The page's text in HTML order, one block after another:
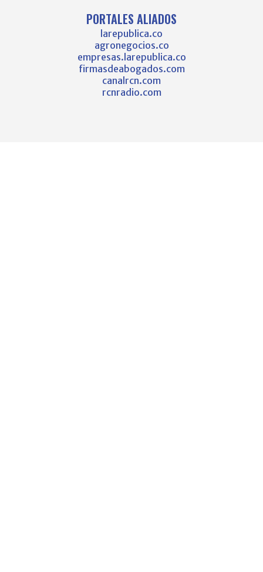
PORTALES ALIADOS
larepublica.co
agronegocios.co
empresas.larepublica.co
firmasdeabogados.com
canalrcn.com
rcnradio.com